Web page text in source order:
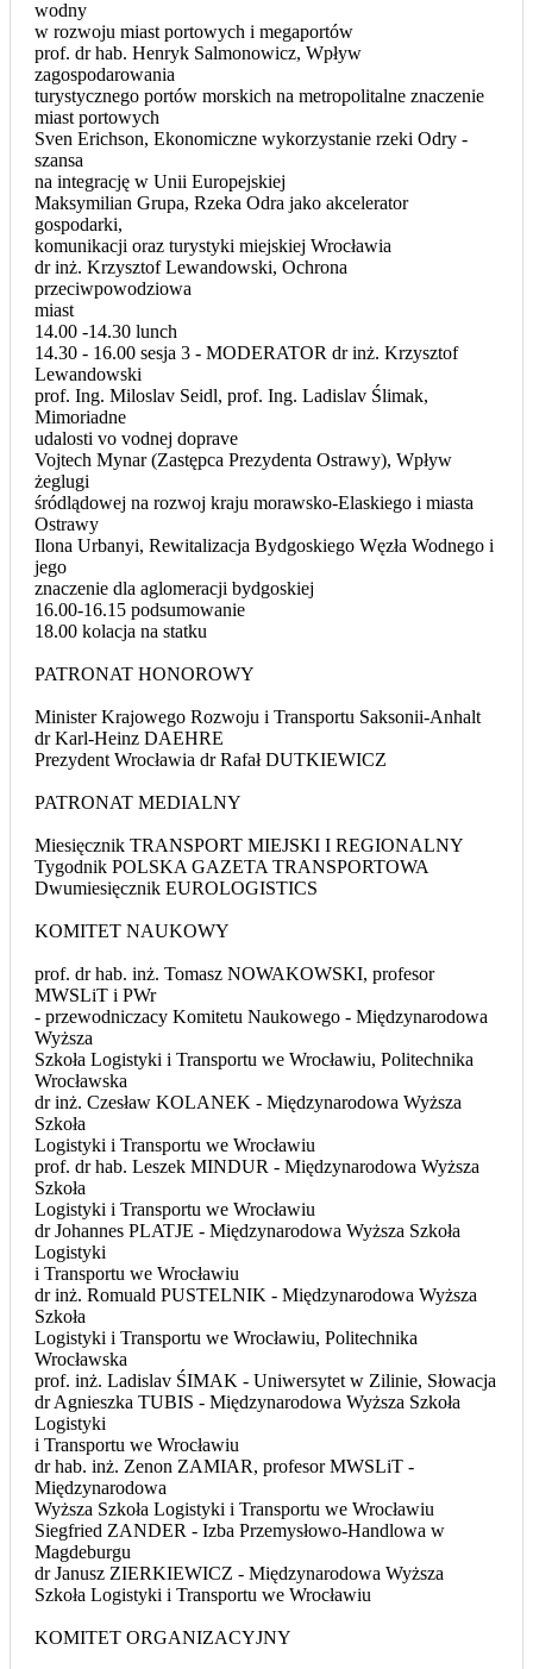
wodny
w rozwoju miast portowych i megaportów
prof. dr hab. Henryk Salmonowicz, Wpływ
zagospodarowania
turystycznego portów morskich na metropolitalne znaczenie
miast portowych
Sven Erichson, Ekonomiczne wykorzystanie rzeki Odry -
szansa
na integrację w Unii Europejskiej
Maksymilian Grupa, Rzeka Odra jako akcelerator
gospodarki,
komunikacji oraz turystyki miejskiej Wrocławia
dr inż. Krzysztof Lewandowski, Ochrona
przeciwpowodziowa
miast
14.00 -14.30 lunch
14.30 - 16.00 sesja 3 - MODERATOR dr inż. Krzysztof
Lewandowski
prof. Ing. Miloslav Seidl, prof. Ing. Ladislav Ślimak,
Mimoriadne
udalosti vo vodnej doprave
Vojtech Mynar (Zastępca Prezydenta Ostrawy), Wpływ
żeglugi
śródlądowej na rozwoj kraju morawsko-Elaskiego i miasta
Ostrawy
Ilona Urbanyi, Rewitalizacja Bydgoskiego Węzła Wodnego i
jego
znaczenie dla aglomeracji bydgoskiej
16.00-16.15 podsumowanie
18.00 kolacja na statku
PATRONAT HONOROWY
Minister Krajowego Rozwoju i Transportu Saksonii-Anhalt
dr Karl-Heinz DAEHRE
Prezydent Wrocławia dr Rafał DUTKIEWICZ
PATRONAT MEDIALNY
Miesięcznik TRANSPORT MIEJSKI I REGIONALNY
Tygodnik POLSKA GAZETA TRANSPORTOWA
Dwumiesięcznik EUROLOGISTICS
KOMITET NAUKOWY
prof. dr hab. inż. Tomasz NOWAKOWSKI, profesor
MWSLiT i PWr
- przewodniczacy Komitetu Naukowego - Międzynarodowa
Wyższa
Szkoła Logistyki i Transportu we Wrocławiu, Politechnika
Wrocławska
dr inż. Czesław KOLANEK - Międzynarodowa Wyższa
Szkoła
Logistyki i Transportu we Wrocławiu
prof. dr hab. Leszek MINDUR - Międzynarodowa Wyższa
Szkoła
Logistyki i Transportu we Wrocławiu
dr Johannes PLATJE - Międzynarodowa Wyższa Szkoła
Logistyki
i Transportu we Wrocławiu
dr inż. Romuald PUSTELNIK - Międzynarodowa Wyższa
Szkoła
Logistyki i Transportu we Wrocławiu, Politechnika
Wrocławska
prof. inż. Ladislav ŚIMAK - Uniwersytet w Zilinie, Słowacja
dr Agnieszka TUBIS - Międzynarodowa Wyższa Szkoła
Logistyki
i Transportu we Wrocławiu
dr hab. inż. Zenon ZAMIAR, profesor MWSLiT -
Międzynarodowa
Wyższa Szkoła Logistyki i Transportu we Wrocławiu
Siegfried ZANDER - Izba Przemysłowo-Handlowa w
Magdeburgu
dr Janusz ZIERKIEWICZ - Międzynarodowa Wyższa
Szkoła Logistyki i Transportu we Wrocławiu
KOMITET ORGANIZACYJNY